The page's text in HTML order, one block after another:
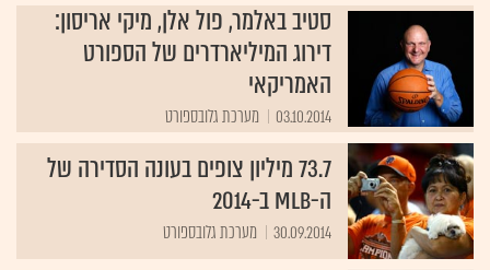
סטיב באלמר, פול אלן, מיקי אריסון:
דירוג המיליארדרים של הספורט
האמריקאי
03.10.2014 מערכת גלובספורט
73.7 מיליון צופים בעונה הסדירה של
ה-MLB ב-2014
30.09.2014 מערכת גלובספורט